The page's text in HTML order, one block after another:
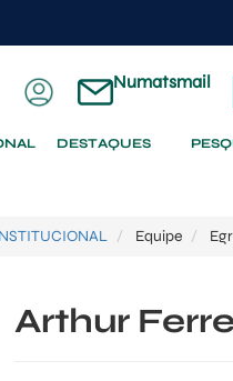
Numatsmail
DESTAQUES
Equipe
Arthur